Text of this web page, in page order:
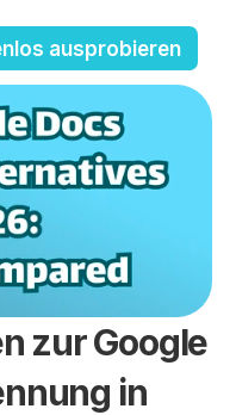
ausprobieren
zur Google
in